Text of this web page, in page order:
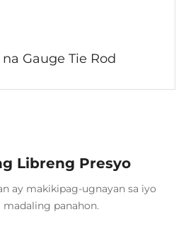
Gauge Tie Rod
Libreng Presyo
ay makikipag-ugnayan sa iyo
madaling panahon.